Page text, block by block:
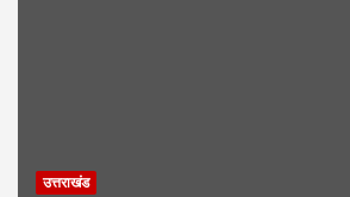
उत्तराखंड